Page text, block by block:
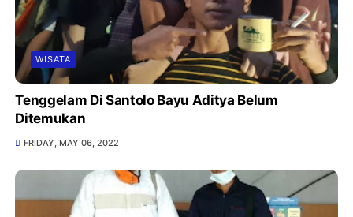
WISATA
Tenggelam Di Santolo Bayu Aditya Belum
Ditemukan
FRIDAY, MAY 06, 2022